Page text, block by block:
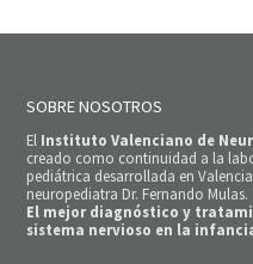
SOBRE NOSOTROS
El Instituto Valenciano de
creado como continuidad a la
pediátrica desarrollada en
neuropediatra Dr. Fernando Mulas.
El mejor diagnóstico y
sistema nervioso en la